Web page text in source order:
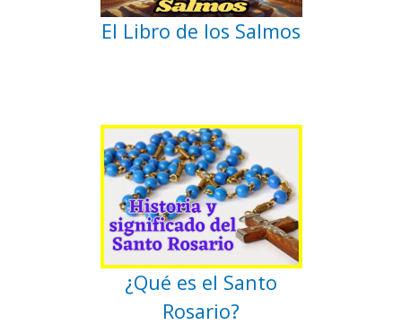
El Libro de los Salmos
¿Qué es el Santo
Rosario?